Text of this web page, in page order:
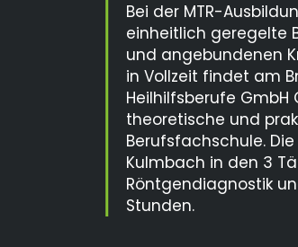
Bei der MTR-
einheitlich geregelte
und angebundenen
in Vollzeit findet am
Heilhilfsberufe
theoretische und
Berufsfachschule.
Kulmbach in den 3
Röntgendiagnostik
Stunden.